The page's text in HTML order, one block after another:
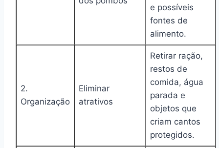
e possíveis
fontes de
alimento.
2.
Organização
Eliminar
atrativos
Retirar ração,
restos de
comida, água
parada e
objetos que
criam cantos
protegidos.